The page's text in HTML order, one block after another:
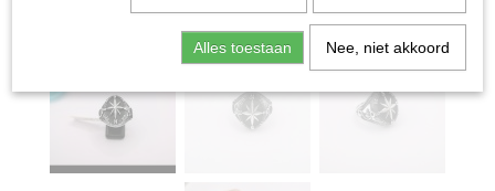
Alles toestaan Nee, niet akkoord